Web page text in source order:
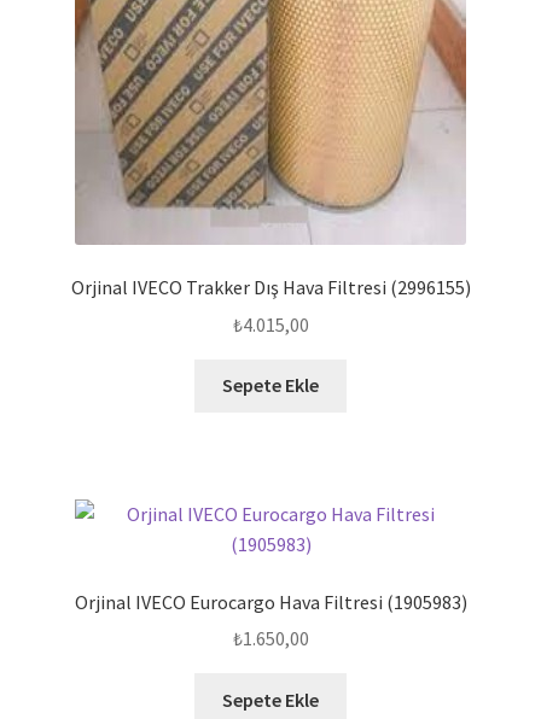
Orjinal IVECO Trakker Dış Hava Filtresi (2996155)
₺4.015,00
Sepete Ekle
Orjinal IVECO Eurocargo Hava Filtresi (1905983)
₺1.650,00
Sepete Ekle